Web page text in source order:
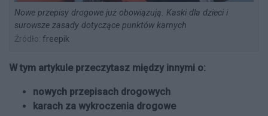
Nowe przepisy drogowe już obowiązują. Kaski dla dzieci i
surowsze zasady dotyczące punktów karnych
Źródło: freepik
W tym artykule przeczytasz między innymi o:
nowych przepisach drogowych
karach za wykroczenia drogowe